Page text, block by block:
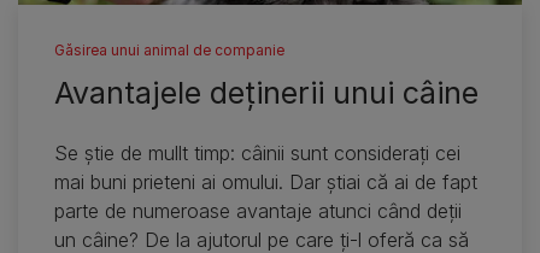
Găsirea unui animal de companie
Avantajele deţinerii unui câine
Se ştie de mullt timp: câinii sunt consideraţi cei
mai buni prieteni ai omului. Dar ştiai că ai de fapt
parte de numeroase avantaje atunci când deţii
un câine? De la ajutorul pe care ţi-l oferă ca să